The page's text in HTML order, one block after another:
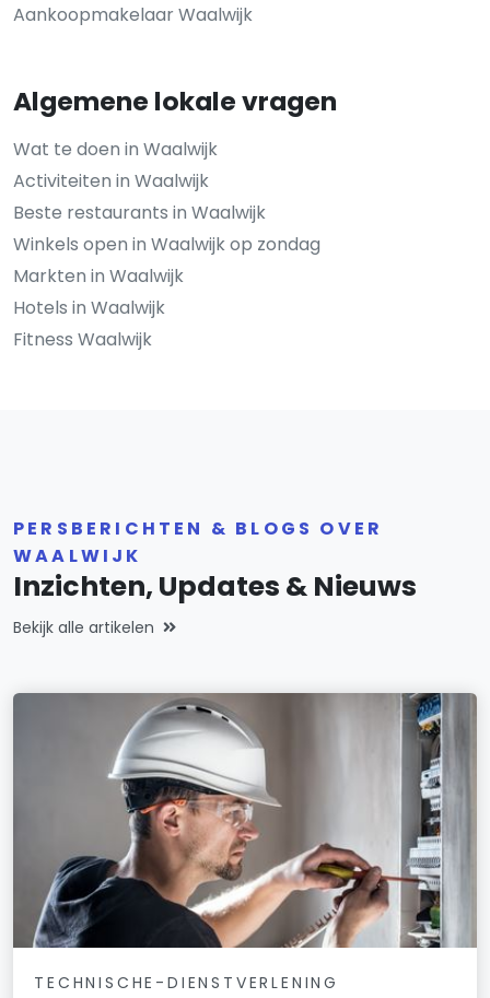
Aankoopmakelaar Waalwijk
Algemene lokale vragen
Wat te doen in Waalwijk
Activiteiten in Waalwijk
Beste restaurants in Waalwijk
Winkels open in Waalwijk op zondag
Markten in Waalwijk
Hotels in Waalwijk
Fitness Waalwijk
PERSBERICHTEN & BLOGS OVER
WAALWIJK
Inzichten, Updates & Nieuws
Bekijk alle artikelen
TECHNISCHE-DIENSTVERLENING